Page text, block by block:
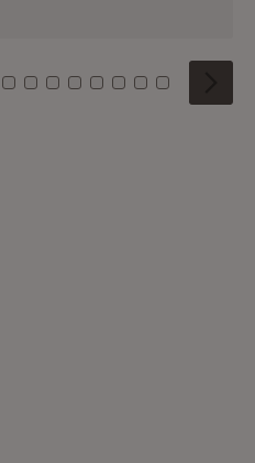
3 4 5
Kachel: 6
Zu Kachel: 7
Zu Kachel: 8
Zu Kachel: 9
Zu Kachel: 10
Zu Kachel: 11
Zu Kachel: 12
Zu Kachel:
Zu